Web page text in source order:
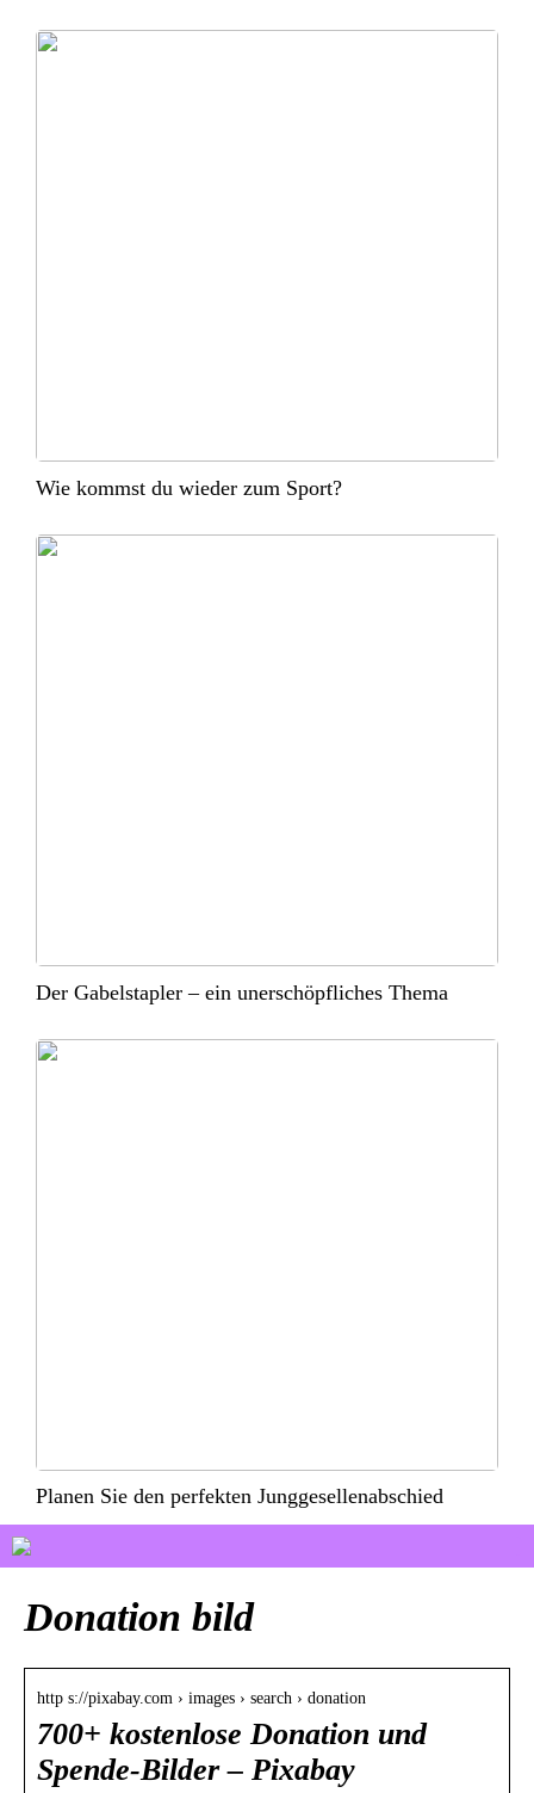
Wie kommst du wieder zum Sport?
Der Gabelstapler – ein unerschöpfliches Thema
Planen Sie den perfekten Junggesellenabschied
Donation bild
http s://pixabay.com › images › search › donation
700+ kostenlose Donation und
Spende-Bilder – Pixabay